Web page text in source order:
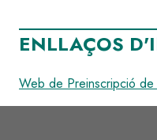
ENLLAÇOS
Web de Preinscripció de